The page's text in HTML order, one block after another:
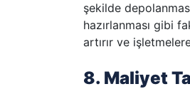
şekilde
hazırlanması gibi
artırır ve
8. Maliyet